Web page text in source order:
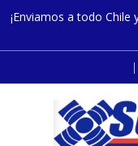
¡Enviamos a todo Chile
|